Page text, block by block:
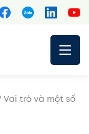
Vai trò và một số